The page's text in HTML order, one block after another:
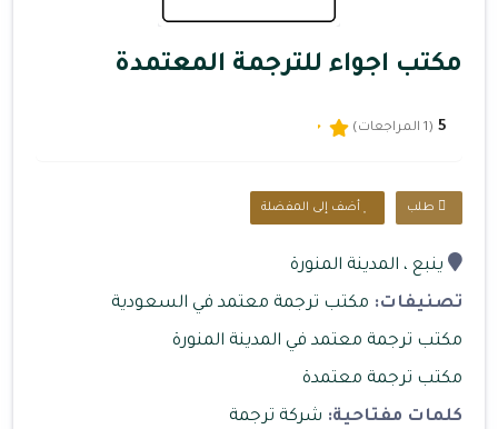
مكتب اجواء للترجمة المعتمدة
5 (1 المراجعات)
طلب أضف إلى المفضلة
ينبع ، المدينة المنورة
تصنيفات: مكتب ترجمة معتمد في السعودية
مكتب ترجمة معتمد في المدينة المنورة
مكتب ترجمة معتمدة
كلمات مفتاحية: شركة ترجمة